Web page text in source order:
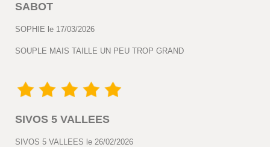
SABOT
SOPHIE le 17/03/2026
SOUPLE MAIS TAILLE UN PEU TROP GRAND
SIVOS 5 VALLEES
SIVOS 5 VALLEES le 26/02/2026